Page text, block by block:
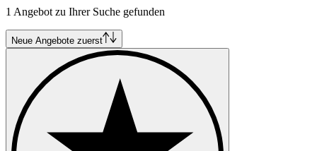
1 Angebot zu Ihrer Suche gefunden
Neue Angebote zuerst